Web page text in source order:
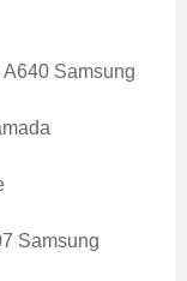
Samsung
Samsung